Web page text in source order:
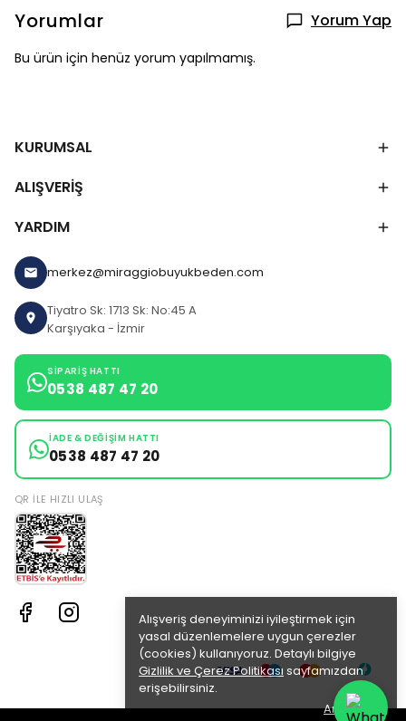
Alışveriş deneyiminizi iyileştirmek için
yasal düzenlemelere uygun çerezler
(cookies) kullanıyoruz. Detaylı bilgiye
Gizlilik ve Çerez Politikası sayfamızdan
erişebilirsiniz.
Anladım
Yorumlar Yorum Yap
Bu ürün için henüz yorum yapılmamış.
KURUMSAL
ALIŞVERİŞ
YARDIM
merkez@miraggiobuyukbeden.com
Tiyatro Sk: 1713 Sk: No:45 A
Karşıyaka - İzmir
SIPARIŞ HATTI
0538 487 47 20
İADE & DEĞIŞIM HATTI
0538 487 47 20
QR ILE HIZLI ULAŞ